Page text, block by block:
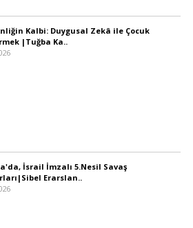
Kalbi: Duygusal Zekâ ile Çocuk
|Tuğba Ka..
İsrail İmzalı 5.Nesil Savaş
Erarslan..